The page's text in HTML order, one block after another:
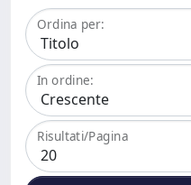
Ordina per:
In ordine:
Risultati/Pagina